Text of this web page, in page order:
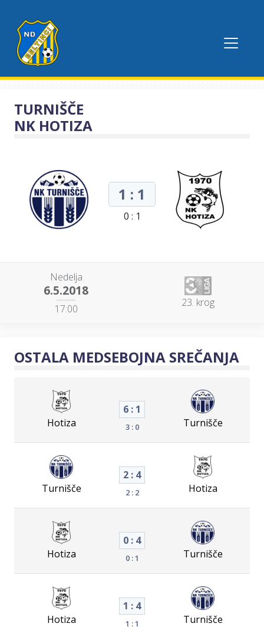
TURNIŠČE
NK HOTIZA
1 : 1
0 : 1
Nedelja
6.5.2018
17:00 23. krog
OSTALA MEDSEBOJNA SREČANJA
Hotiza
6 : 1
3 : 0 Turnišče
Turnišče
2 : 4
2 : 2 Hotiza
Hotiza
0 : 4
0 : 1 Turnišče
Hotiza
1 : 4
1 : 1 Turnišče